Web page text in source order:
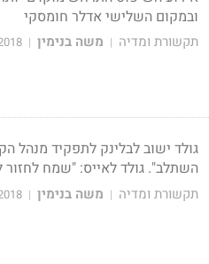
ובמקום השלישי אדלר חומסקי
תקשורת ומדיה | משה בנימין |
גולד ישוב לבלינק לתפקיד מנהל
השתלב". גולד לאייס: "שמח לחזור
תקשורת ומדיה | משה בנימין |